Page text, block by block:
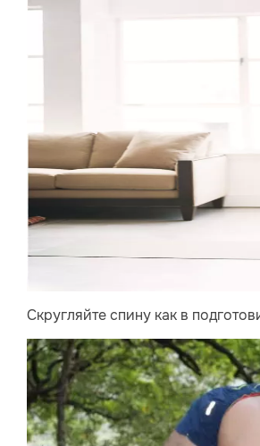
Скругляйте спину как в